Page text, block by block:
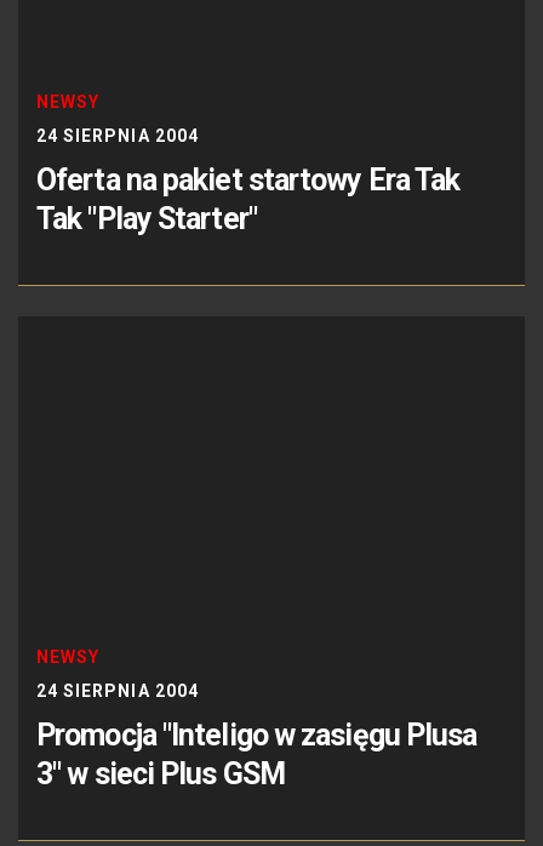
NEWSY
24 SIERPNIA 2004
Oferta na pakiet startowy Era Tak
Tak "Play Starter"
NEWSY
24 SIERPNIA 2004
Promocja "Inteligo w zasięgu Plusa
3" w sieci Plus GSM